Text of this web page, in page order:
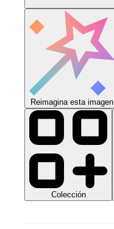
Reimagina esta imagen
Colección